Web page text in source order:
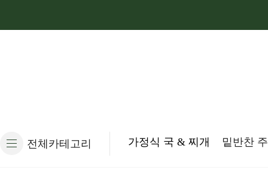
전체카테고리 가정식 국 & 찌개 밑반찬